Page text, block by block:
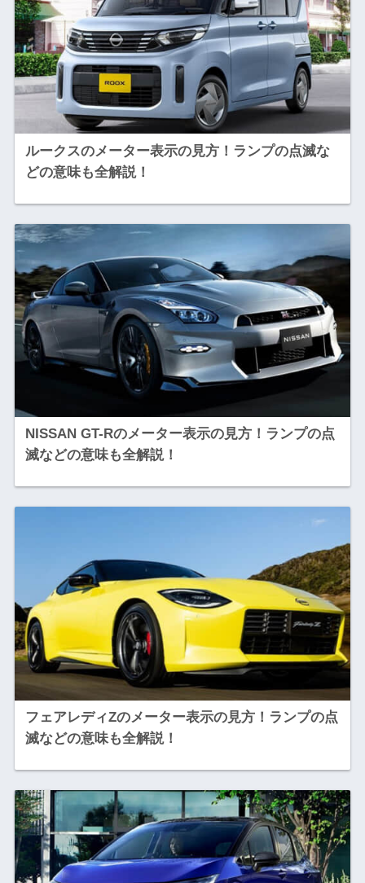
ルークスのメーター表示の見方！ランプの点滅な
どの意味も全解説！
NISSAN GT-Rのメーター表示の見方！ランプの点
滅などの意味も全解説！
フェアレディZのメーター表示の見方！ランプの点
滅などの意味も全解説！